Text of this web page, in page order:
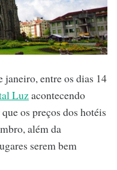
janeiro, entre os dias 14
Luzacontecendo
os preços dos hotéis
além da
serem bem